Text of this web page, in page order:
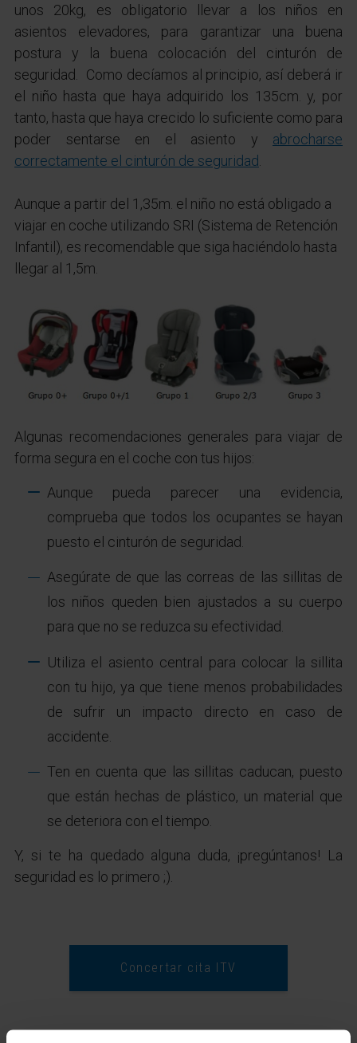
unos 20kg, es obligatorio llevar a los niños en
asientos elevadores, para garantizar una buena
postura y la buena colocación del cinturón de
seguridad. Como decíamos al principio, así deberá ir
el niño hasta que haya adquirido los 135cm. y, por
tanto, hasta que haya crecido lo suficiente como para
poder sentarse en el asiento y abrocharse
correctamente el cinturón de seguridad.
Aunque a partir del 1,35m. el niño no está obligado a
viajar en coche utilizando SRI (Sistema de Retención
Infantil), es recomendable que siga haciéndolo hasta
llegar al 1,5m.
Algunas recomendaciones generales para viajar de
forma segura en el coche con tus hijos:
Aunque pueda parecer una evidencia,
comprueba que todos los ocupantes se hayan
puesto el cinturón de seguridad.
Asegúrate de que las correas de las sillitas de
los niños queden bien ajustados a su cuerpo
para que no se reduzca su efectividad.
Utiliza el asiento central para colocar la sillita
con tu hijo, ya que tiene menos probabilidades
de sufrir un impacto directo en caso de
accidente.
Ten en cuenta que las sillitas caducan, puesto
que están hechas de plástico, un material que
se deteriora con el tiempo.
Y, si te ha quedado alguna duda, ¡pregúntanos! La
seguridad es lo primero ;).
Concertar cita ITV